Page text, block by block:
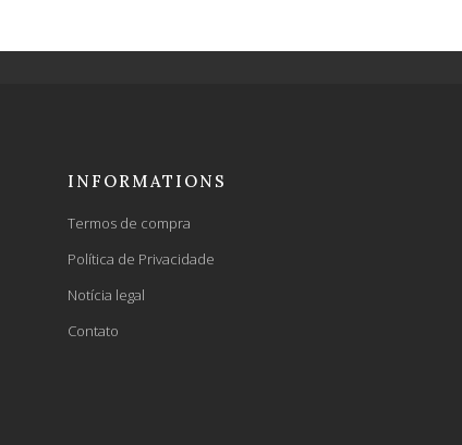
INFORMATIONS
Termos de compra
Política de Privacidade
Notícia legal
Contato